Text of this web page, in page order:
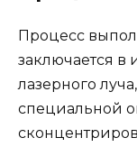
Процесс
заключается
лазерного
специальной